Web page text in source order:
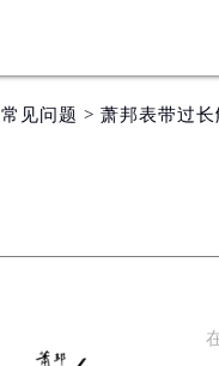
常见问题 > 萧邦表带过